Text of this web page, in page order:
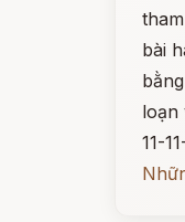
bài
loạn
11-